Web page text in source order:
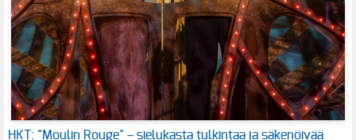
HKT: "Moulin Rouge" – sielukasta tulkintaa ja säkenöivää